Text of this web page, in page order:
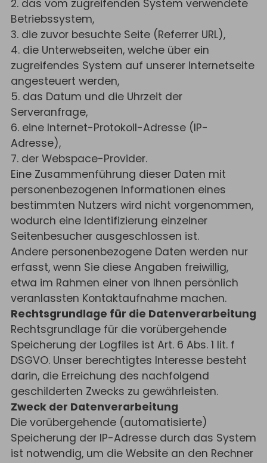
2. das vom zugreifenden System verwendete
Betriebssystem,
3. die zuvor besuchte Seite (Referrer URL),
4. die Unterwebseiten, welche über ein
zugreifendes System auf unserer Internetseite
angesteuert werden,
5. das Datum und die Uhrzeit der
Serveranfrage,
6. eine Internet-Protokoll-Adresse (IP-
Adresse),
7. der Webspace-Provider.
Eine Zusammenführung dieser Daten mit
personenbezogenen Informationen eines
bestimmten Nutzers wird nicht vorgenommen,
wodurch eine Identifizierung einzelner
Seitenbesucher ausgeschlossen ist.
Andere personenbezogene Daten werden nur
erfasst, wenn Sie diese Angaben freiwillig,
etwa im Rahmen einer von Ihnen persönlich
veranlassten Kontaktaufnahme machen.
Rechtsgrundlage für die Datenverarbeitung
Rechtsgrundlage für die vorübergehende
Speicherung der Logfiles ist Art. 6 Abs. 1 lit. f
DSGVO. Unser berechtigtes Interesse besteht
darin, die Erreichung des nachfolgend
geschilderten Zwecks zu gewährleisten.
Zweck der Datenverarbeitung
Die vorübergehende (automatisierte)
Speicherung der IP-Adresse durch das System
ist notwendig, um die Website an den Rechner